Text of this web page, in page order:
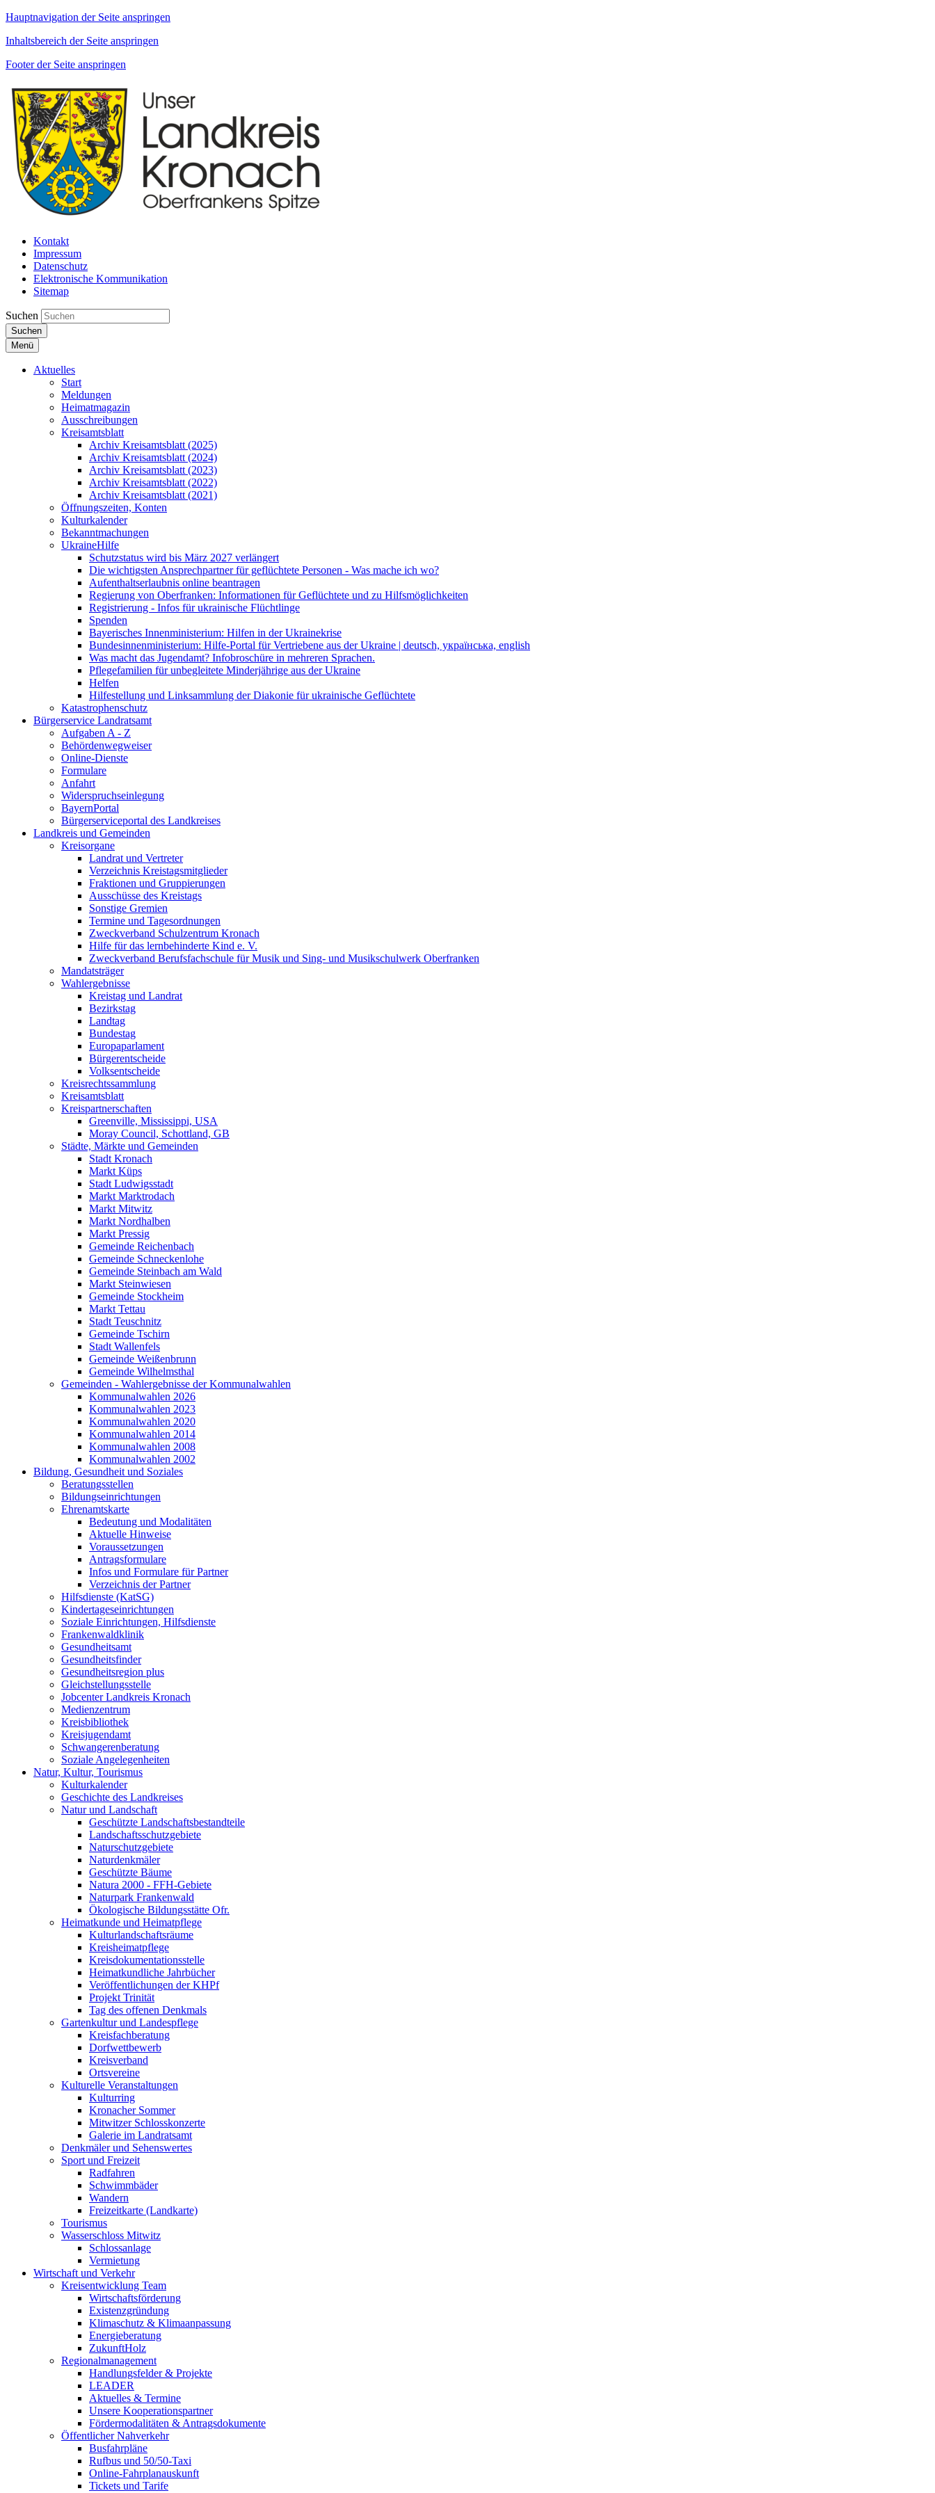
Hauptnavigation der Seite anspringen
Inhaltsbereich der Seite anspringen
Footer der Seite anspringen
Kontakt
Impressum
Datenschutz
Elektronische Kommunikation
Sitemap
Suchen
Suchen
Menü
Aktuelles
Start
Meldungen
Heimatmagazin
Ausschreibungen
Kreisamtsblatt
Archiv Kreisamtsblatt (2025)
Archiv Kreisamtsblatt (2024)
Archiv Kreisamtsblatt (2023)
Archiv Kreisamtsblatt (2022)
Archiv Kreisamtsblatt (2021)
Öffnungszeiten, Konten
Kulturkalender
Bekanntmachungen
UkraineHilfe
Schutzstatus wird bis März 2027 verlängert
Die wichtigsten Ansprechpartner für geflüchtete Personen - Was mache ich wo?
Aufenthaltserlaubnis online beantragen
Regierung von Oberfranken: Informationen für Geflüchtete und zu Hilfsmöglichkeiten
Registrierung - Infos für ukrainische Flüchtlinge
Spenden
Bayerisches Innenministerium: Hilfen in der Ukrainekrise
Bundesinnenministerium: Hilfe-Portal für Vertriebene aus der Ukraine | deutsch, українська, english
Was macht das Jugendamt? Infobroschüre in mehreren Sprachen.
Pflegefamilien für unbegleitete Minderjährige aus der Ukraine
Helfen
Hilfestellung und Linksammlung der Diakonie für ukrainische Geflüchtete
Katastrophenschutz
Bürgerservice Landratsamt
Aufgaben A - Z
Behördenwegweiser
Online-Dienste
Formulare
Anfahrt
Widerspruchseinlegung
BayernPortal
Bürgerserviceportal des Landkreises
Landkreis und Gemeinden
Kreisorgane
Landrat und Vertreter
Verzeichnis Kreistagsmitglieder
Fraktionen und Gruppierungen
Ausschüsse des Kreistags
Sonstige Gremien
Termine und Tagesordnungen
Zweckverband Schulzentrum Kronach
Hilfe für das lernbehinderte Kind e. V.
Zweckverband Berufsfachschule für Musik und Sing- und Musikschulwerk Oberfranken
Mandatsträger
Wahlergebnisse
Kreistag und Landrat
Bezirkstag
Landtag
Bundestag
Europaparlament
Bürgerentscheide
Volksentscheide
Kreisrechtssammlung
Kreisamtsblatt
Kreispartnerschaften
Greenville, Mississippi, USA
Moray Council, Schottland, GB
Städte, Märkte und Gemeinden
Stadt Kronach
Markt Küps
Stadt Ludwigsstadt
Markt Marktrodach
Markt Mitwitz
Markt Nordhalben
Markt Pressig
Gemeinde Reichenbach
Gemeinde Schneckenlohe
Gemeinde Steinbach am Wald
Markt Steinwiesen
Gemeinde Stockheim
Markt Tettau
Stadt Teuschnitz
Gemeinde Tschirn
Stadt Wallenfels
Gemeinde Weißenbrunn
Gemeinde Wilhelmsthal
Gemeinden - Wahlergebnisse der Kommunalwahlen
Kommunalwahlen 2026
Kommunalwahlen 2023
Kommunalwahlen 2020
Kommunalwahlen 2014
Kommunalwahlen 2008
Kommunalwahlen 2002
Bildung, Gesundheit und Soziales
Beratungsstellen
Bildungseinrichtungen
Ehrenamtskarte
Bedeutung und Modalitäten
Aktuelle Hinweise
Voraussetzungen
Antragsformulare
Infos und Formulare für Partner
Verzeichnis der Partner
Hilfsdienste (KatSG)
Kindertageseinrichtungen
Soziale Einrichtungen, Hilfsdienste
Frankenwaldklinik
Gesundheitsamt
Gesundheitsfinder
Gesundheitsregion plus
Gleichstellungsstelle
Jobcenter Landkreis Kronach
Medienzentrum
Kreisbibliothek
Kreisjugendamt
Schwangerenberatung
Soziale Angelegenheiten
Natur, Kultur, Tourismus
Kulturkalender
Geschichte des Landkreises
Natur und Landschaft
Geschützte Landschaftsbestandteile
Landschaftsschutzgebiete
Naturschutzgebiete
Naturdenkmäler
Geschützte Bäume
Natura 2000 - FFH-Gebiete
Naturpark Frankenwald
Ökologische Bildungsstätte Ofr.
Heimatkunde und Heimatpflege
Kulturlandschaftsräume
Kreisheimatpflege
Kreisdokumentationsstelle
Heimatkundliche Jahrbücher
Veröffentlichungen der KHPf
Projekt Trinität
Tag des offenen Denkmals
Gartenkultur und Landespflege
Kreisfachberatung
Dorfwettbewerb
Kreisverband
Ortsvereine
Kulturelle Veranstaltungen
Kulturring
Kronacher Sommer
Mitwitzer Schlosskonzerte
Galerie im Landratsamt
Denkmäler und Sehenswertes
Sport und Freizeit
Radfahren
Schwimmbäder
Wandern
Freizeitkarte (Landkarte)
Tourismus
Wasserschloss Mitwitz
Schlossanlage
Vermietung
Wirtschaft und Verkehr
Kreisentwicklung Team
Wirtschaftsförderung
Existenzgründung
Klimaschutz & Klimaanpassung
Energieberatung
ZukunftHolz
Regionalmanagement
Handlungsfelder & Projekte
LEADER
Aktuelles & Termine
Unsere Kooperationspartner
Fördermodalitäten & Antragsdokumente
Öffentlicher Nahverkehr
Busfahrpläne
Rufbus und 50/50-Taxi
Online-Fahrplanauskunft
Tickets und Tarife